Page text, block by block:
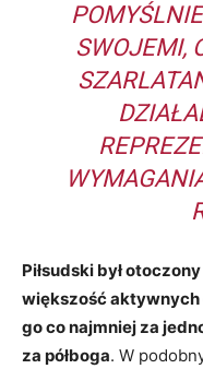
SWOJEMI,
Piłsudski był
większość aktywnych
go co najmniej za
za półboga. W